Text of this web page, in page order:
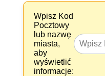
Wpisz Kod
Pocztowy
lub nazwę
miasta,
aby
wyświetlić
informacje: